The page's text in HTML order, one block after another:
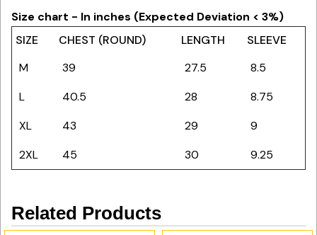
Size chart - In inches (Expected Deviation < 3%)
SIZE
CHEST (ROUND) LENGTH
SLEEVE
M
39 27.5
8.5
L
40.5 28
8.75
XL
43 29
9
2XL
45 30 9.25
Related Products